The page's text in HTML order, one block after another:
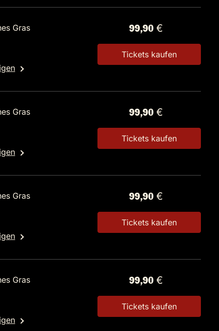
Gras
99,90 €
Tickets kaufen
Gras
99,90 €
Tickets kaufen
Gras
99,90 €
Tickets kaufen
Gras
99,90 €
Tickets kaufen